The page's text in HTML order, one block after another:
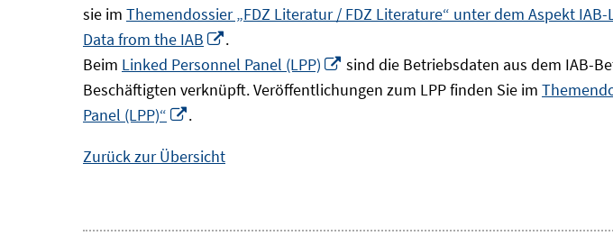
sie im Themendossier „FDZ Literatur / FDZ Literature“ unter dem Aspekt
Data from the IAB
In
neuem
Fenster
.
Beim Linked Personnel Panel (LPP)
In
neuem
sind die Betriebsdaten aus dem IAB-
Beschäftigten verknüpft. Veröffentlichungen zum LPP finden Sie im
Panel (LPP)“
In
Fenster
.
Zurück zur Übersicht